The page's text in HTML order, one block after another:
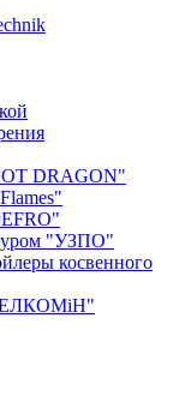
DRAGON"
"УЗПО"
косвенного